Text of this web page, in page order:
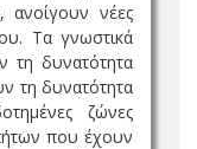
ανοίγουν νέες
Τα γνωστικά
τη δυνατότητα
τη δυνατότητα
ζώνες
που έχουν